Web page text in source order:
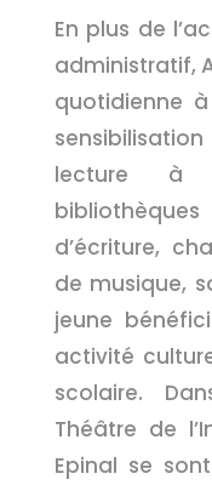
En plus de
administratif,
quotidienne
lecture à
d’écriture,
de musique,
jeune
activité
scolaire.
Théâtre de
Epinal se